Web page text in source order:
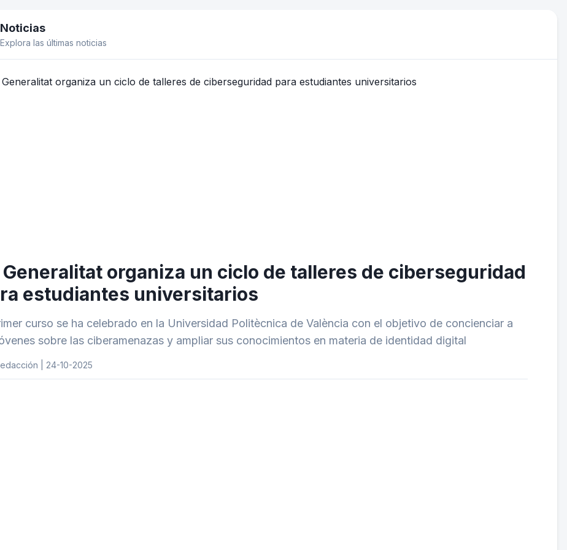
lateral
Noticias
Explora las últimas noticias
Generalitat organiza un ciclo de talleres de ciberseguridad
estudiantes universitarios
curso se ha celebrado en la Universidad Politècnica de València con el objetivo de concienciar a
sobre las ciberamenazas y ampliar sus conocimientos en materia de identidad digital
| 24-10-2025